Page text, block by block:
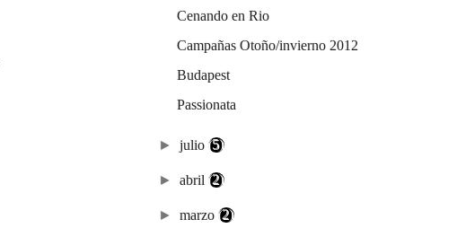
Cenando en Rio
Campañas Otoño/invierno 2012
Budapest
Passionata
►julio(5)
►abril(2)
►marzo(2)